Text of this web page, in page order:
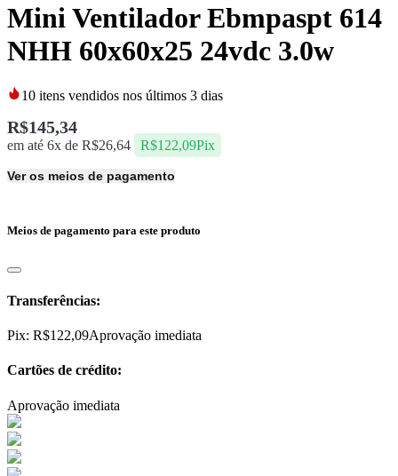
Mini Ventilador Ebmpaspt 614
NHH 60x60x25 24vdc 3.0w
10 itens vendidos nos últimos 3 dias
R$145,34
em até 6x de R$26,64 R$122,09Pix
Ver os meios de pagamento
Meios de pagamento para este produto
Transferências:
Pix: R$122,09Aprovação imediata
Cartões de crédito:
Aprovação imediata